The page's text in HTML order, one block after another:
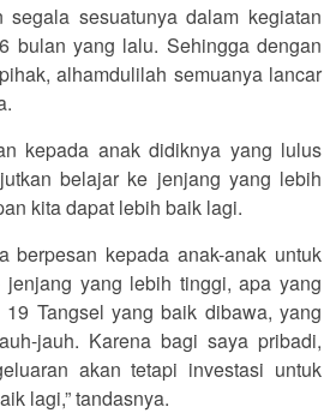
segala sesuatunya dalam kegiatan
bulan yang lalu. Sehingga dengan
alhamdulilah semuanya lancar
kepada anak didiknya yang lulus
belajar ke jenjang yang lebih
kita dapat lebih baik lagi.
berpesan kepada anak-anak untuk
jenjang yang lebih tinggi, apa yang
Tangsel yang baik dibawa, yang
jauh. Karena bagi saya pribadi,
akan tetapi investasi untuk
lagi,” tandasnya.